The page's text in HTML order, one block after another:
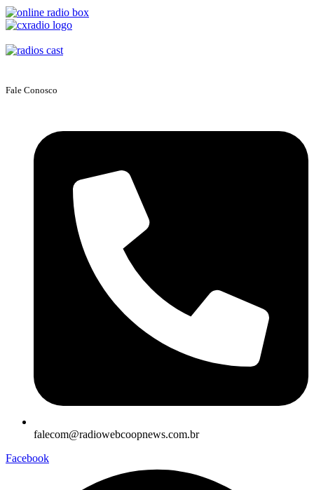
Fale Conosco
falecom@radiowebcoopnews.com.br
Facebook